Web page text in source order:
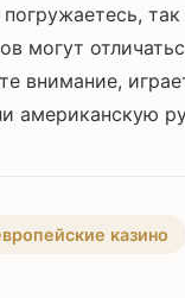
могут
внимание,
американскую
казино